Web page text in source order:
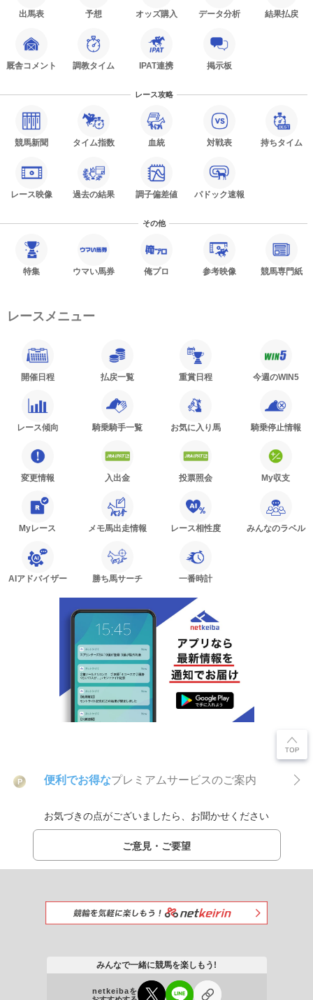
出馬表 予想 オッズ購入 データ分析 結果払戻
厩舎コメント 調教タイム IPAT連携 掲示板
レース攻略
競馬新聞 タイム指数 血統 対戦表 持ちタイム
レース映像 過去の結果 調子偏差値 パドック速報
その他
特集 ウマい馬券 俺プロ 参考映像 競馬専門紙
レースメニュー
開催日程 払戻一覧 重賞日程 今週のWIN5
レース傾向 騎乗騎手一覧 お気に入り馬 騎乗停止情報
変更情報 入出金 投票照会 My収支
Myレース メモ馬出走情報 レース相性度 みんなのラベル
AIアドバイザー 勝ち馬サーチ 一番時計
P 便利でお得なプレミアムサービスのご案内
お気づきの点がございましたら、お聞かせください
ご意見・ご要望
みんなで一緒に競馬を楽しもう!
netkeibaを